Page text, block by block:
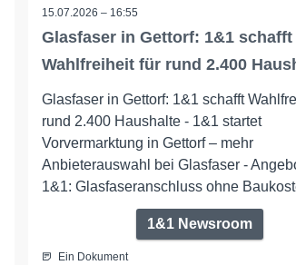
15.07.2026 – 16:55
Glasfaser in Gettorf: 1&1 schafft
Wahlfreiheit für rund 2.400
Glasfaser in Gettorf: 1&1 schafft
rund 2.400 Haushalte - 1&1 startet
Vorvermarktung in Gettorf – mehr
Anbieterauswahl bei Glasfaser -
1&1: Glasfaseranschluss ohne
1&1 Newsroom
Ein Dokument